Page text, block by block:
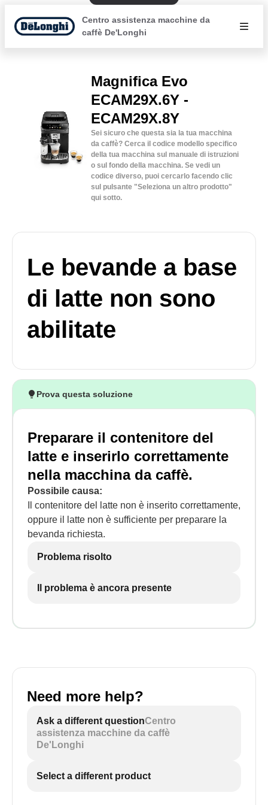
Centro assistenza macchine da
caffè De'Longhi
Magnifica Evo
ECAM29X.6Y -
ECAM29X.8Y
Sei sicuro che questa sia la tua macchina
da caffè? Cerca il codice modello specifico
della tua macchina sul manuale di istruzioni
o sul fondo della macchina. Se vedi un
codice diverso, puoi cercarlo facendo clic
sul pulsante "Seleziona un altro prodotto"
qui sotto.
Le bevande a base
di latte non sono
abilitate
Prova questa soluzione
Preparare il contenitore del
latte e inserirlo correttamente
nella macchina da caffè.
Possibile causa:
Il contenitore del latte non è inserito correttamente,
oppure il latte non è sufficiente per preparare la
bevanda richiesta.
Problema risolto
Il problema è ancora presente
Need more help?
Ask a different questionCentro
assistenza macchine da caffè
De'Longhi
Select a different product